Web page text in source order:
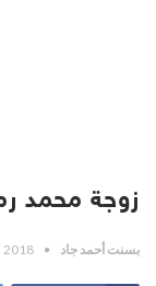
زوجة محمد
بسنت أحمد جاد 2018